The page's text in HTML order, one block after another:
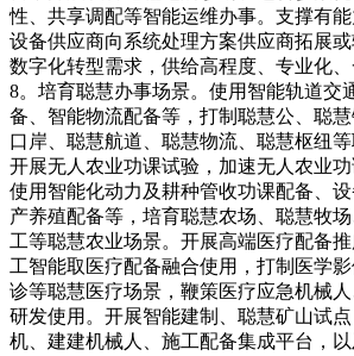
性、共享调配等智能运维办事。支撑有
设备供应商向系统处理方案供应商拓展
数字化转型需求，供给高程度、专业化、
8。培育聪慧办事场景。使用智能轨道交
备、智能物流配备等，打制聪慧公、聪
口岸、聪慧航道、聪慧物流、聪慧枢纽
开展无人农业功课试验，加速无人农业
使用智能化动力及耕种管收功课配备、
产养殖配备等，培育聪慧农场、聪慧牧
工等聪慧农业场景。开展高端医疗配备
工智能取医疗配备融合使用，打制医学
诊等聪慧医疗场景，鞭策医疗应急机械
研发使用。开展智能建制、聪慧矿山试
机、建建机械人、施工配备集成平台，以